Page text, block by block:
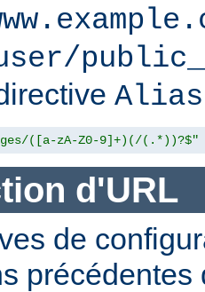
user/
([a-zA-Z0-9]+)(/(.*))?$"
d'URL
de
précédentes